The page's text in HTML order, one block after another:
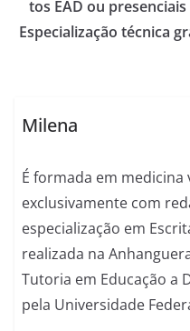
tos EAD ou presenciais
Especialização técnica
Milena
É formada em
exclusivamente com
especialização em
realizada na
Tutoria em Educação a
pela Universidade